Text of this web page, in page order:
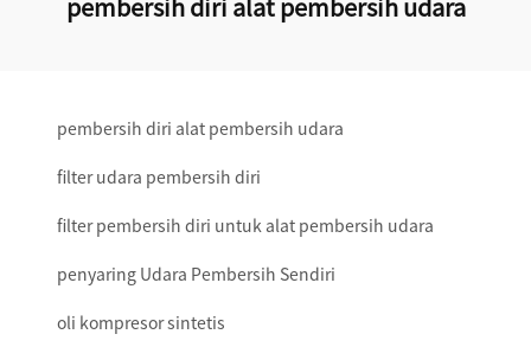
pembersih diri alat pembersih udara
filter udara pembersih diri
filter pembersih diri untuk alat pembersih udara
penyaring Udara Pembersih Sendiri
oli kompresor sintetis